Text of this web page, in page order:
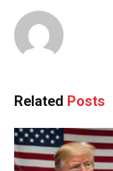
Related Posts